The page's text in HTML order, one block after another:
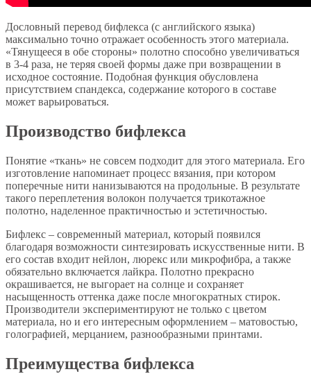
Дословный перевод бифлекса (с английского языка)
максимально точно отражает особенность этого материала.
«Тянущееся в обе стороны» полотно способно увеличиваться
в 3-4 раза, не теряя своей формы даже при возвращении в
исходное состояние. Подобная функция обусловлена
присутствием спандекса, содержание которого в составе
может варьироваться.
Производство бифлекса
Понятие «ткань» не совсем подходит для этого материала. Его
изготовление напоминает процесс вязания, при котором
поперечные нити нанизываются на продольные. В результате
такого переплетения волокон получается трикотажное
полотно, наделенное практичностью и эстетичностью.
Бифлекс – современный материал, который появился
благодаря возможности синтезировать искусственные нити. В
его состав входит нейлон, люрекс или микрофибра, а также
обязательно включается лайкра. Полотно прекрасно
окрашивается, не выгорает на солнце и сохраняет
насыщенность оттенка даже после многократных стирок.
Производители экспериментируют не только с цветом
материала, но и его интересным оформлением – матовостью,
голографией, мерцанием, разнообразными принтами.
Преимущества бифлекса